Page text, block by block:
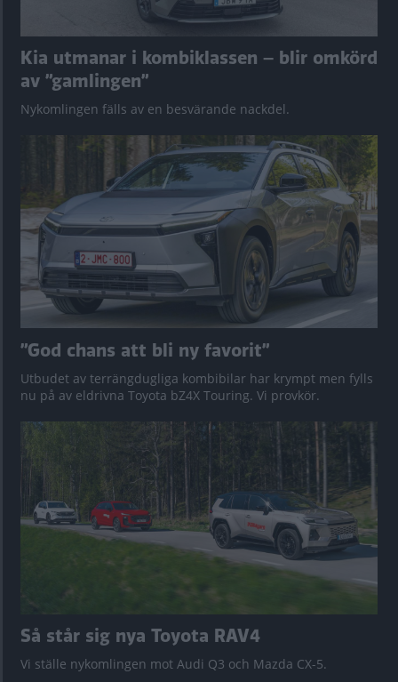
Kia utmanar i kombiklassen – blir omkörd
av ”gamlingen”
Nykomlingen fälls av en besvärande nackdel.
”God chans att bli ny favorit”
Utbudet av terrängdugliga kombibilar har krympt men fylls
nu på av eldrivna Toyota bZ4X Touring. Vi provkör.
Så står sig nya Toyota RAV4
Vi ställe nykomlingen mot Audi Q3 och Mazda CX-5.